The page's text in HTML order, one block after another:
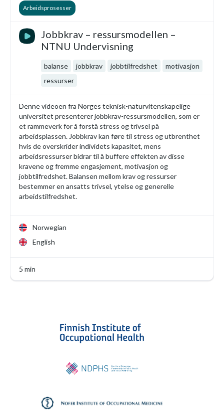
Jobbkrav – ressursmodellen –
NTNU Undervisning
balanse jobbkrav jobbtilfredshet
motivasjon
ressurser
Denne videoen fra Norges teknisk-naturvitenskapelige
universitet presenterer jobbkrav-ressursmodellen, som er
et rammeverk for å forstå stress og trivsel på
arbeidsplassen. Jobbkrav kan føre til stress og utbrenthet
hvis de overskrider individets kapasitet, mens
arbeidsressurser bidrar til å buffere effekten av disse
kravene og fremme engasjement, motivasjon og
jobbtilfredshet. Balansen mellom krav og ressurser
bestemmer en ansatts trivsel, ytelse og generelle
arbeidstilfredshet.
Norwegian
English
5 min
Arbeidsprosesser